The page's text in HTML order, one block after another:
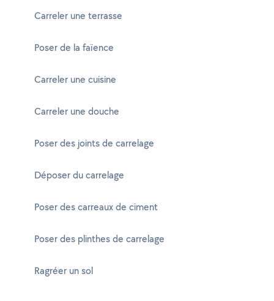
Carreler une terrasse
Poser de la faïence
Carreler une cuisine
Carreler une douche
Poser des joints de carrelage
Déposer du carrelage
Poser des carreaux de ciment
Poser des plinthes de carrelage
Ragréer un sol